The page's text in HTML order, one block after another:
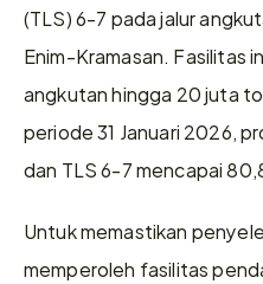
(TLS) 6-7 pada jalur
Enim-Kramasan. Fasilitas
angkutan hingga 20 juta
periode 31 Januari 2026,
dan TLS 6-7 mencapai
Untuk memastikan
memperoleh fasilitas